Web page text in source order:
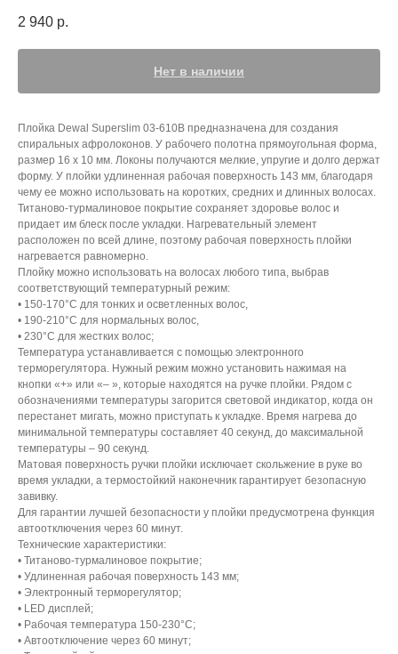
2 940 р.
Нет в наличии
Плойка Dewal Superslim 03-610B предназначена для создания
спиральных афролоконов. У рабочего полотна прямоугольная форма,
размер 16 х 10 мм. Локоны получаются мелкие, упругие и долго держат
форму. У плойки удлиненная рабочая поверхность 143 мм, благодаря
чему ее можно использовать на коротких, средних и длинных волосах.
Титаново-турмалиновое покрытие сохраняет здоровье волос и
придает им блеск после укладки. Нагревательный элемент
расположен по всей длине, поэтому рабочая поверхность плойки
нагревается равномерно.
Плойку можно использовать на волосах любого типа, выбрав
соответствующий температурный режим:
• 150-170°C для тонких и осветленных волос,
• 190-210°C для нормальных волос,
• 230°C для жестких волос;
Температура устанавливается с помощью электронного
терморегулятора. Нужный режим можно установить нажимая на
кнопки «+» или «– », которые находятся на ручке плойки. Рядом с
обозначениями температуры загорится световой индикатор, когда он
перестанет мигать, можно приступать к укладке. Время нагрева до
минимальной температуры составляет 40 секунд, до максимальной
температуры – 90 секунд.
Матовая поверхность ручки плойки исключает скольжение в руке во
время укладки, а термостойкий наконечник гарантирует безопасную
завивку.
Для гарантии лучшей безопасности у плойки предусмотрена функция
автоотключения через 60 минут.
Технические характеристики:
• Титаново-турмалиновое покрытие;
• Удлиненная рабочая поверхность 143 мм;
• Электронный терморегулятор;
• LED дисплей;
• Рабочая температура 150-230°С;
• Автоотключение через 60 минут;